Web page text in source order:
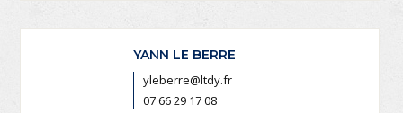
YANN LE BERRE
yleberre@ltdy.fr
07 66 29 17 08